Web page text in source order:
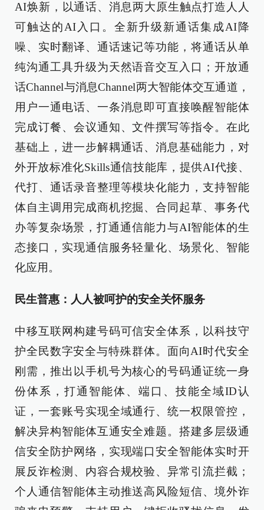
AI焕新，以通话、消息两大原生触点打造人人
可触达的AI入口。全新升级新通话集成AI降
噪、实时翻译、通话速记等功能，将通话从单
纯沟通工具升级为天然语音交互入口；开放通
话Channel与消息Channel两大智能体交互通道，
用户一通电话、一条消息即可直接唤醒智能体
完成订餐、会议通知、文件撰写等指令。在此
基础上，进一步解耦通话、消息基础能力，对
外开放标准化Skills通信技能库，提供AI代接、
代打、通话录音整理等模块化能力，支持智能
体自主调用完成商机挖掘、合同起草、事务代
办等复杂场景，打通通信能力与AI智能体的生
态接口，实现通信服务轻量化、场景化、智能
化应用。
民生普惠：人人被呵护的安全关怀服务
中移互联网构建号码可信安全体系，以科技守
护全民数字安全与特殊群体。面向AI时代安全
刚需，推出以手机号为核心的号码通证统一身
份体系，打通智能体、端口、技能全域ID认
证，一套账号实现全域通行、统一权限管控，
解决异构智能体互通安全难题。搭建多层级通
信安全防护网络，实现端口安全智能体实时开
展反诈检测、内容合规校验、异常引流拦截；
个人通信智能体主动推送高风险短信、境外诈